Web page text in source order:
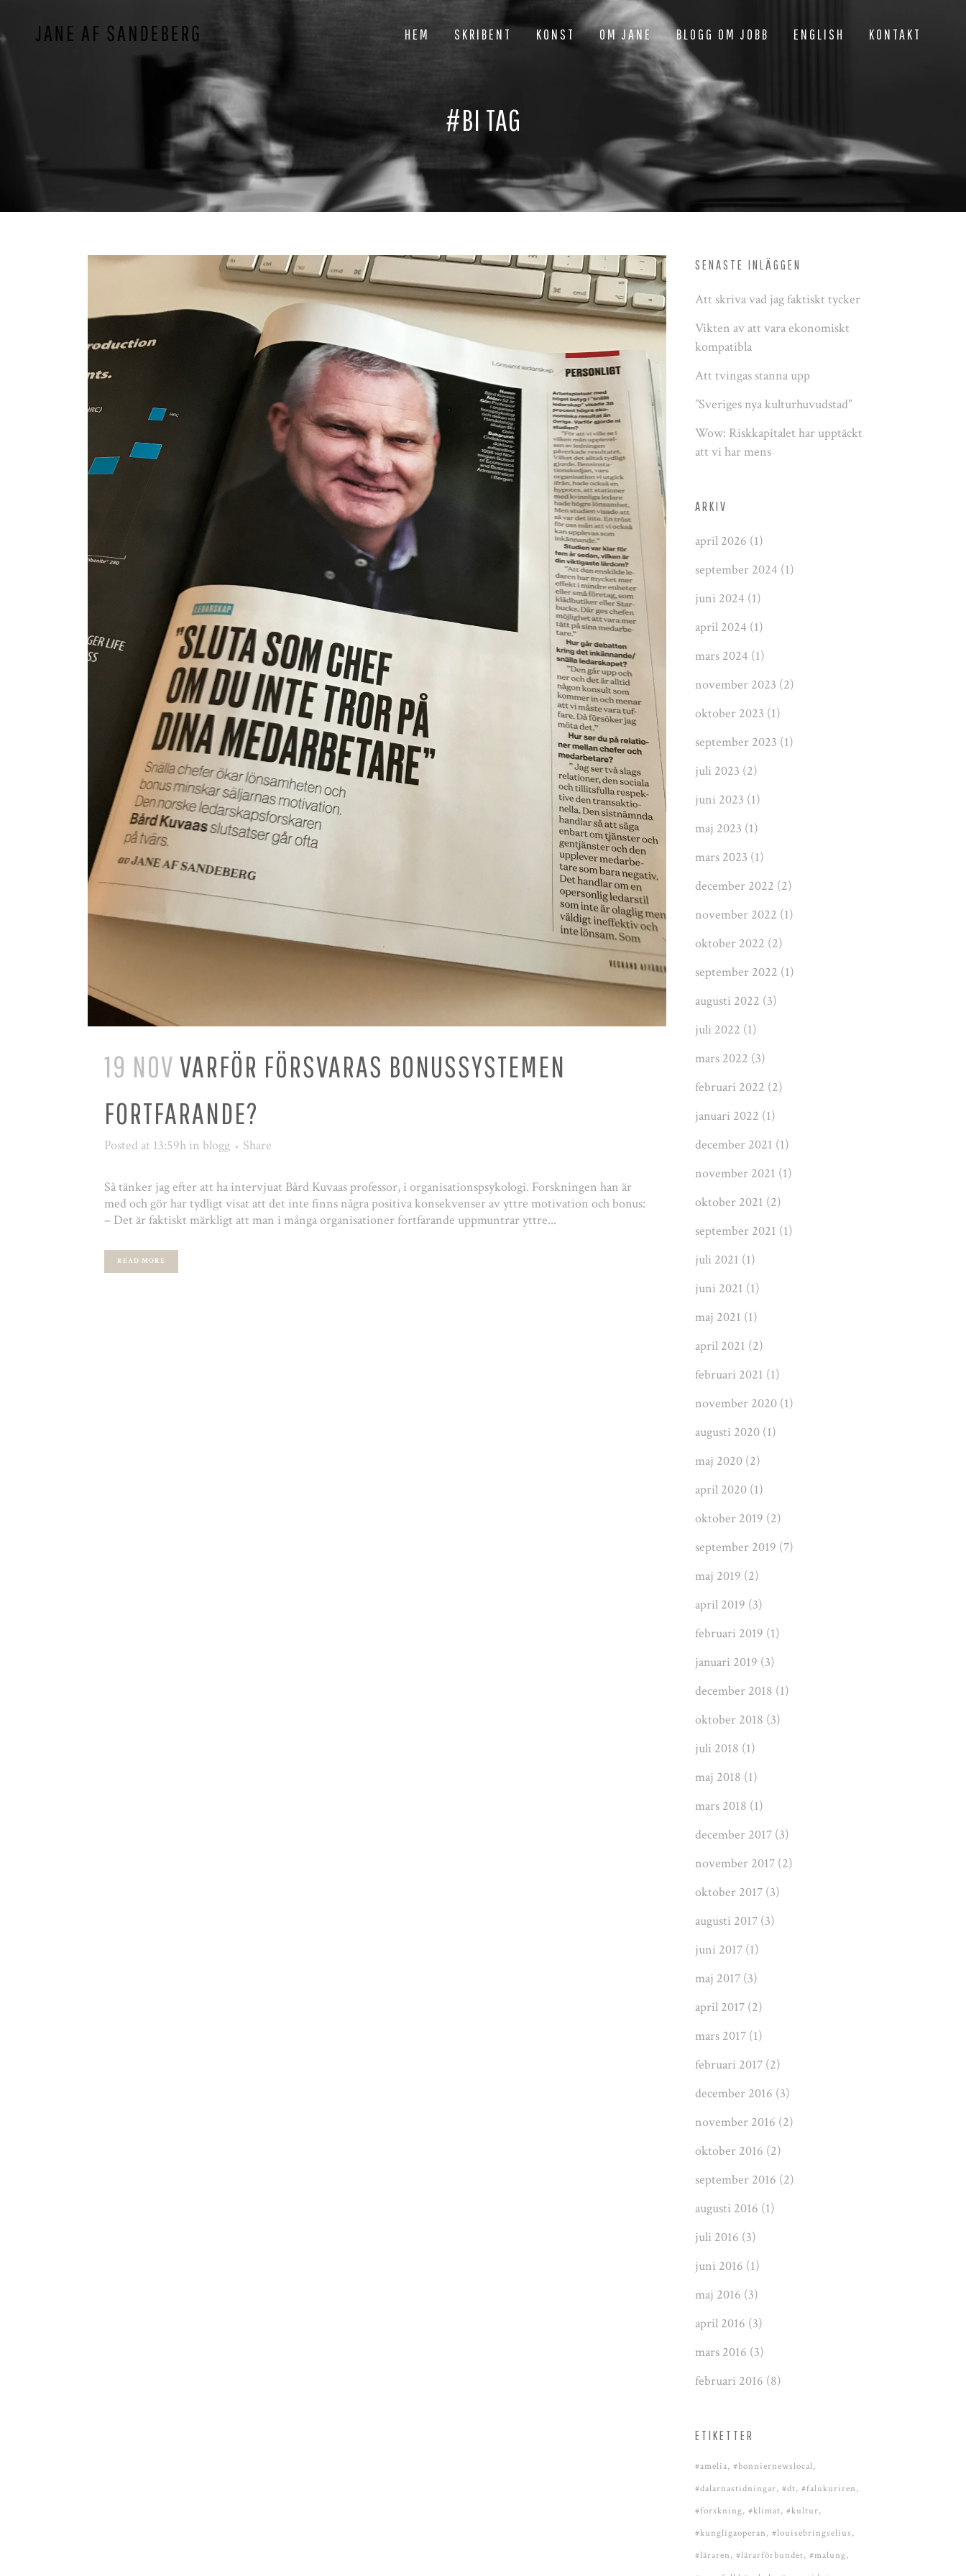
HEM SKRIBENT KONST OM JANE BLOGG OM JOBB ENGLISH KONTAKT
#BI TAG
19 NOV VARFÖR FÖRSVARAS BONUSSYSTEMEN
FORTFARANDE?
Posted at 13:59h in blogg Share
Så tänker jag efter att ha intervjuat Bård Kuvaas professor, i organisationspsykologi. Forskningen han är
med och gör har tydligt visat att det inte finns några positiva konsekvenser av yttre motivation och bonus:
– Det är faktiskt märkligt att man i många organisationer fortfarande uppmuntrar yttre...
READ MORE
SENASTE INLÄGGEN
Att skriva vad jag faktiskt tycker
Vikten av att vara ekonomiskt
kompatibla
Att tvingas stanna upp
”Sveriges nya kulturhuvudstad”
Wow: Riskkapitalet har upptäckt
att vi har mens
ARKIV
april 2026 (1)
september 2024 (1)
juni 2024 (1)
april 2024 (1)
mars 2024 (1)
november 2023 (2)
oktober 2023 (1)
september 2023 (1)
juli 2023 (2)
juni 2023 (1)
maj 2023 (1)
mars 2023 (1)
december 2022 (2)
november 2022 (1)
oktober 2022 (2)
september 2022 (1)
augusti 2022 (3)
juli 2022 (1)
mars 2022 (3)
februari 2022 (2)
januari 2022 (1)
december 2021 (1)
november 2021 (1)
oktober 2021 (2)
september 2021 (1)
juli 2021 (1)
juni 2021 (1)
maj 2021 (1)
april 2021 (2)
februari 2021 (1)
november 2020 (1)
augusti 2020 (1)
maj 2020 (2)
april 2020 (1)
oktober 2019 (2)
september 2019 (7)
maj 2019 (2)
april 2019 (3)
februari 2019 (1)
januari 2019 (3)
december 2018 (1)
oktober 2018 (3)
juli 2018 (1)
maj 2018 (1)
mars 2018 (1)
december 2017 (3)
november 2017 (2)
oktober 2017 (3)
augusti 2017 (3)
juni 2017 (1)
maj 2017 (3)
april 2017 (2)
mars 2017 (1)
februari 2017 (2)
december 2016 (3)
november 2016 (2)
oktober 2016 (2)
september 2016 (2)
augusti 2016 (1)
juli 2016 (3)
juni 2016 (1)
maj 2016 (3)
april 2016 (3)
mars 2016 (3)
februari 2016 (8)
ETIKETTER
#amelia #bonniernewslocal
#dalarnastidningar #dt #falukuriren
#forskning #klimat #kultur
#kungligaoperan #louisebringselius
#läraren #lärarförbundet #malung